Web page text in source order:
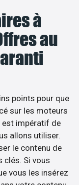
à
au
points pour que
sur les moteurs
est impératif de
allons utiliser.
le contenu de
clés. Si vous
vous les insérez